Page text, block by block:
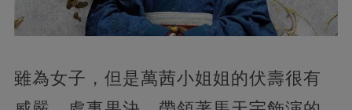
雖為女子，但是萬茜小姐姐的伏壽很有